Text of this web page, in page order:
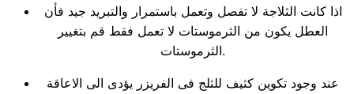
اذا كانت الثلاجة لا تفصل وتعمل باستمرار والتبريد جيد فأن
العطل يكون من الثرموستات لا تعمل فقط قم بتغيير
الثرموستات.
عند وجود تكوين كثيف للثلج فى الفريزر يؤدى الى الاعاقة